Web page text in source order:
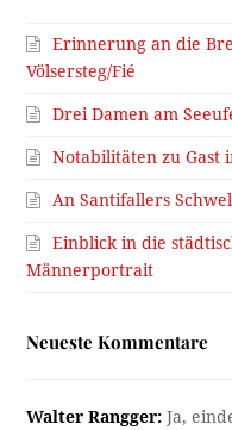
Erinnerung an die
Völsersteg/Fié
Drei Damen am
Notabilitäten zu Gast
An Santifallers
Einblick in die
Männerportrait
Neueste Kommentare
Walter Rangger: Ja,